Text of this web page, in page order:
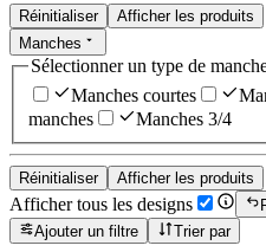
Réinitialiser
Afficher les produits
Manches
Sélectionner un type de
Manches courtes
manches
Manches 3/4
Réinitialiser Afficher les produits
Afficher tous les designs
Ajouter un filtre
Trier par